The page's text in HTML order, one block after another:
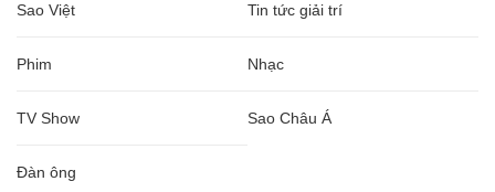
Sao Việt Tin tức giải trí
Phim Nhạc
TV Show Sao Châu Á
Đàn ông